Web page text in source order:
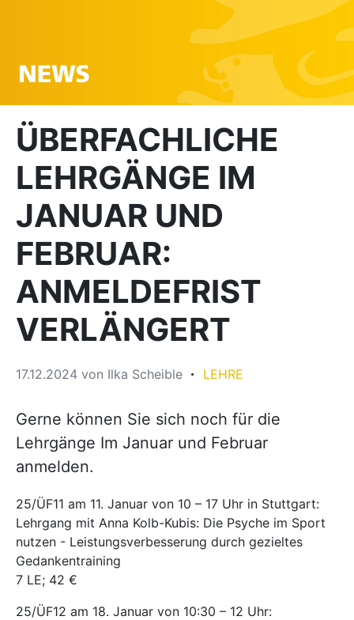
ÜBERFACHLICHE
LEHRGÄNGE IM
JANUAR UND
FEBRUAR:
ANMELDEFRIST
VERLÄNGERT
17.12.2024 von Ilka Scheible LEHRE
Gerne können Sie sich noch für die
Lehrgänge Im Januar und Februar
anmelden.
25/ÜF11 am 11. Januar von 10 – 17 Uhr in Stuttgart:
Lehrgang mit Anna Kolb-Kubis: Die Psyche im Sport
nutzen - Leistungsverbesserung durch gezieltes
Gedankentraining
7 LE; 42 €
25/ÜF12 am 18. Januar von 10:30 – 12 Uhr: